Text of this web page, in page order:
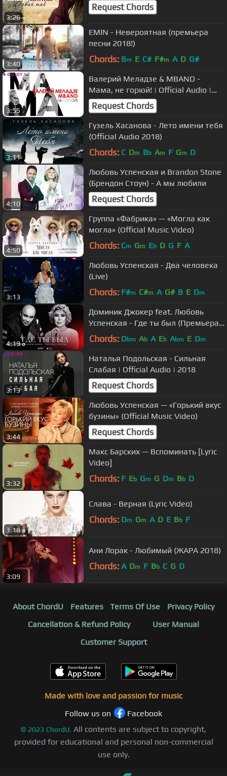
3:26
Request Chords
3:40
EMIN - Невероятная (премьера
песни 2018!)
Chords: Bm E C# F#m A D G#
3:55
Валерий Меладзе & MBAND -
Мама, не горюй! | Official Audio |
2018
Request Chords
3:11
Гузель Хасанова - Лето имени тебя
(Official Audio 2018)
Chords: C Dm Bb Am F Gm D
4:10
Любовь Успенская и Brandon Stone
(Брендон Стоун) - A мы любили
Request Chords
4:50
Группа «Фабрика» — «Могла как
могла» (Official Music Video)
Chords: Cm Gm Eb D G F A
3:13
Любовь Успенская - Два человека
(Live)
Chords: F#m C#m A G# B E Dm
4:19
Доминик Джокер feat. Любовь
Успенская - Где ты был (Премьера
песни)
Chords: Dbm Ab A Eb Abm E Dm
3:13
Наталья Подольская - Сильная
Слабая | Official Audio | 2018
Request Chords
3:44
Любовь Успенская — «Горький вкус
бузины» (Official Music Video)
Request Chords
3:32
Макс Барских — Вспоминать [Lyric
Video]
Chords: F Eb Gm G Dm Bb D
3:18
Слава - Верная (Lyric Video)
Chords: Dm Gm A D E Bb F
3:09
Ани Лорак - Любимый (ЖАРА 2018)
Chords: A Dm F Bb C G D
About ChordU Features Terms Of Use
Privacy Policy
Cancellation & Refund Policy
User Manual
Customer Support
Made with love and passion for music
Follow us on
Facebook
© 2023 ChordU. All contents are subject to copyright,
provided for educational and personal non-commercial
use only.